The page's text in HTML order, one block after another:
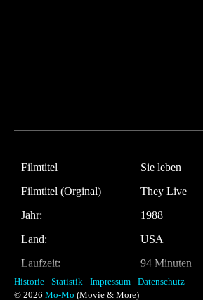
Filmtitel
Sie leben
Filmtitel (Orginal)
They Live
Jahr:
1988
Land:
USA
Laufzeit:
94 Minuten
Regie
John Carpenter
Historie - Statistik - Impressum - Datenschutz
© 2026 Mo-Mo (Movie & More)